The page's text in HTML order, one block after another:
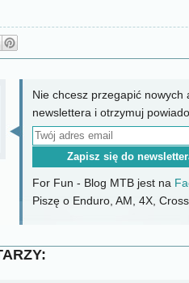
Nie chcesz przegapić nowych
newslettera i otrzymuj
For Fun - Blog MTB jest na
Piszę o Enduro, AM, 4X,